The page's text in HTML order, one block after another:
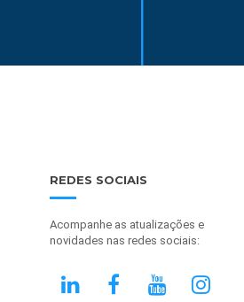
REDES SOCIAIS
Acompanhe as atualizações e
novidades nas redes sociais: